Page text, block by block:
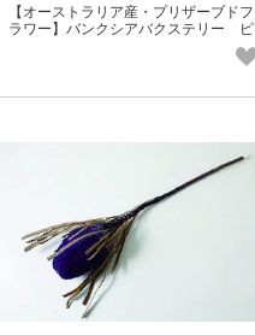
【オーストラリア産・プリザーブドフ
ラワー】バンクシアバクステリー ピ